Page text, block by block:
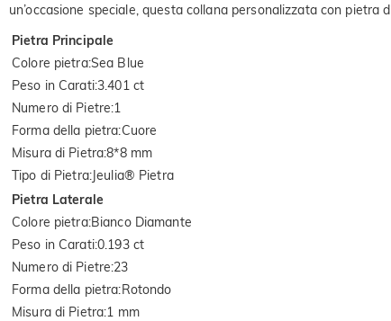
un’occasione speciale, questa collana personalizzata con
Pietra Principale
Colore pietra:Sea Blue
Peso in Carati:3.401 ct
Numero di Pietre:1
Forma della pietra:Cuore
Misura di Pietra:8*8 mm
Tipo di Pietra:Jeulia® Pietra
Pietra Laterale
Colore pietra:Bianco Diamante
Peso in Carati:0.193 ct
Numero di Pietre:23
Forma della pietra:Rotondo
Misura di Pietra:1 mm